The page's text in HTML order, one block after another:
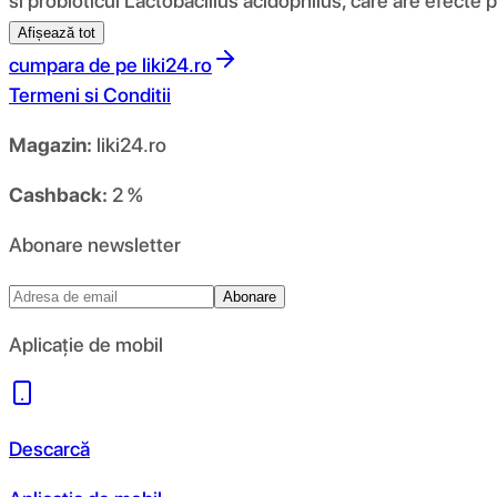
Afișează tot
cumpara de pe liki24.ro
Termeni si Conditii
Magazin: liki24.ro
Cashback: 2 %
Abonare newsletter
Abonare
Aplicație de mobil
Descarcă